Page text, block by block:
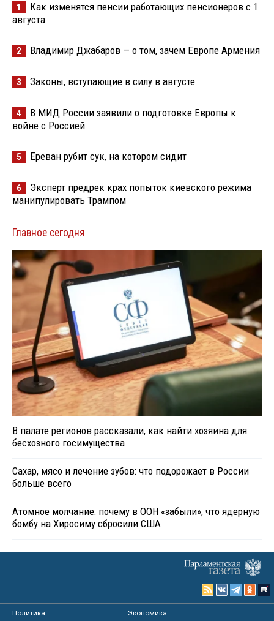
1
Как изменятся пенсии работающих пенсионеров с 1
августа
2 Владимир Джабаров — о том, зачем Европе Армения
3 Законы, вступающие в силу в августе
4
В МИД России заявили о подготовке Европы к
войне с Россией
5 Ереван рубит сук, на котором сидит
6
Эксперт предрек крах попыток киевского режима
манипулировать Трампом
Главное сегодня
В палате регионов рассказали, как найти хозяина для
бесхозного госимущества
Сахар, мясо и лечение зубов: что подорожает в России
больше всего
Атомное молчание: почему в ООН «забыли», что ядерную
бомбу на Хиросиму сбросили США
Политика
Экономика